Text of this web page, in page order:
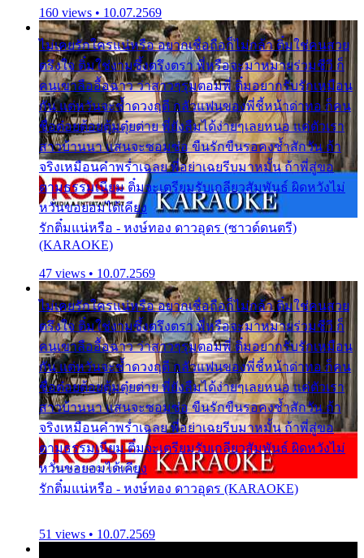
160 views • 10.07.2569
ไม่เคยรักใครแน่หรือ อยากเชื่อถือก็ไม่กล้า ติ๋มใช่คนสวย
ตรึงใจ ติ๋มใช่งามซึ้งตรึงตรา พี่หรือจะมาหมายร่วมชีวี ก็
คนเขาลืออื้อฉาว ว่าสาวๆรุมตอมพี่ ติ๋มอยากรับรักเหมือน
กัน แต่หวั่นจะช้ำดวงฤดี กลัวแฟนของพี่ชี้หน้าด่าทอ ก็คน
ชื่อต๋อยต้อยตุ้มตุ๋ยต่าย พี่ยังลืมได้ง่ายๆเลยหนอ แค่ตัวเรา
สาวบ้านนา แสนจะซอมซ่อ ขืนรักขืนรอคงช้ำสักวัน ถ้า
จริงเหมือนคำพร่ำเฉลย พี่อย่าเฉยรีบมาหมั้น ถ้าพี่สู่ขอ
ตามธรรมเนียม ติ๋มจะเตรียมรับเกลียวสัมพันธ์ ผิดหวังไม่
หวั่นขอยอมได้เคียง
รักติ๋มแน่หรือ - หงษ์ทอง ดาวอุดร (ซาวด์ดนตรี)
(KARAOKE)
47 views • 10.07.2569
ไม่เคยรักใครแน่หรือ อยากเชื่อถือก็ไม่กล้า ติ๋มใช่คนสวย
ตรึงใจ ติ๋มใช่งามซึ้งตรึงตรา พี่หรือจะมาหมายร่วมชีวี ก็
คนเขาลืออื้อฉาว ว่าสาวๆรุมตอมพี่ ติ๋มอยากรับรักเหมือน
กัน แต่หวั่นจะช้ำดวงฤดี กลัวแฟนของพี่ชี้หน้าด่าทอ ก็คน
ชื่อต๋อยต้อยตุ้มตุ๋ยต่าย พี่ยังลืมได้ง่ายๆเลยหนอ แค่ตัวเรา
สาวบ้านนา แสนจะซอมซ่อ ขืนรักขืนรอคงช้ำสักวัน ถ้า
จริงเหมือนคำพร่ำเฉลย พี่อย่าเฉยรีบมาหมั้น ถ้าพี่สู่ขอ
ตามธรรมเนียม ติ๋มจะเตรียมรับเกลียวสัมพันธ์ ผิดหวังไม่
หวั่นขอยอมได้เคียง
รักติ๋มแน่หรือ - หงษ์ทอง ดาวอุดร (KARAOKE)
51 views • 10.07.2569